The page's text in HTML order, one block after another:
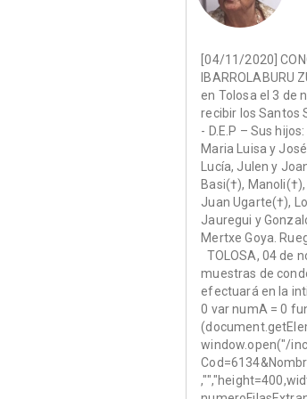
[04/11/2020]
en Tolosa el 3 de
recibir los Santos
- D.E.P – Sus
Maria Luisa y
Lucía, Julen y
Basi(†),
Juan Ugarte(†),
Jauregui y
Mertxe Goya.
TOLOSA, 04 de
muestras de
efectuará en la
0 var numA = 0
window.open("/